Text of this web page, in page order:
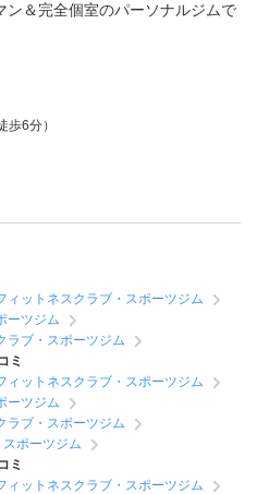
＆完全個室のパーソナルジムで
歩6分）
ィットネスクラブ・スポーツジム
ーツジム
ラブ・スポーツジム
ミ
ィットネスクラブ・スポーツジム
ーツジム
ラブ・スポーツジム
ポーツジム
ミ
ィットネスクラブ・スポーツジム